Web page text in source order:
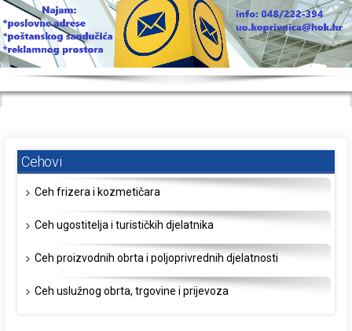
Cehovi
Ceh frizera i kozmetičara
Ceh ugostitelja i turističkih djelatnika
Ceh proizvodnih obrta i poljoprivrednih djelatnosti
Ceh uslužnog obrta, trgovine i prijevoza